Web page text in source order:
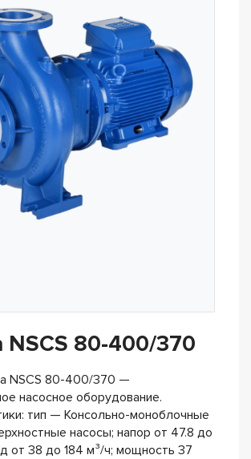
NSCS 80-400/370
NSCS 80-400/370 —
насосное оборудование.
тип — Консольно-моноблочные
насосы; напор от 47.8 до
от 38 до 184 м³/ч; мощность 37